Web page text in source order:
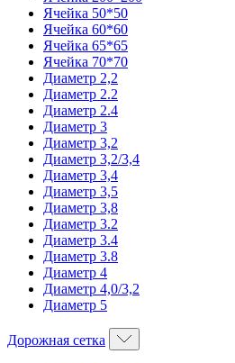
Ячейка 50*50
Ячейка 60*60
Ячейка 65*65
Ячейка 70*70
Диаметр 2,2
Диаметр 2.2
Диаметр 2.4
Диаметр 3
Диаметр 3,2
Диаметр 3,2/3,4
Диаметр 3,4
Диаметр 3,5
Диаметр 3,8
Диаметр 3.2
Диаметр 3.4
Диаметр 3.8
Диаметр 4
Диаметр 4,0/3,2
Диаметр 5
Дорожная сетка